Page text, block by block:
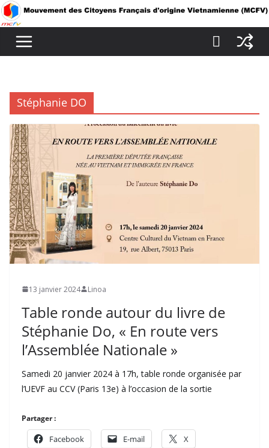
Passer
au
contenu
Stéphanie DO
13 janvier 2024 Linoa
Table ronde autour du livre de
Stéphanie Do, « En route vers
l’Assemblée Nationale »
Samedi 20 janvier 2024 à 17h, table ronde organisée par
l’UEVF au CCV (Paris 13e) à l’occasion de la sortie
Partager :
Facebook E-mail X